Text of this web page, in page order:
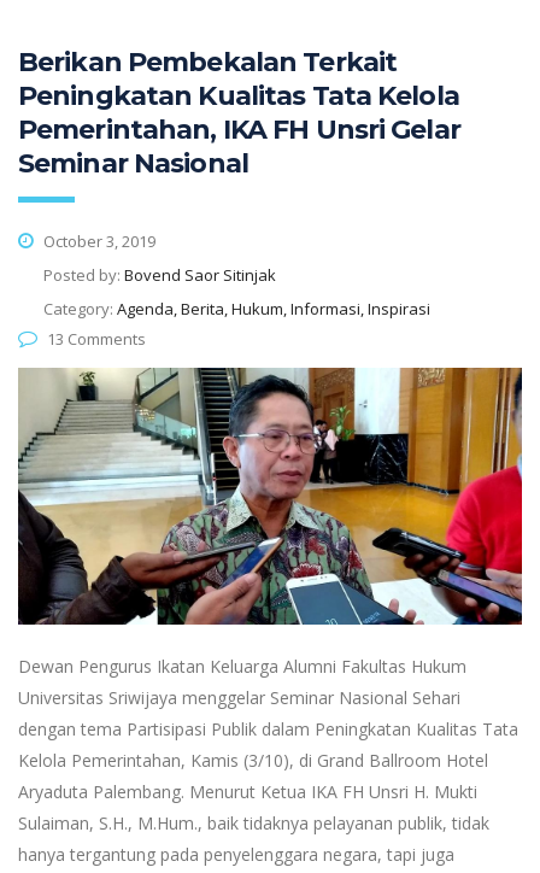
Berikan Pembekalan Terkait
Peningkatan Kualitas Tata Kelola
Pemerintahan, IKA FH Unsri Gelar
Seminar Nasional
October 3, 2019
Posted by: Bovend Saor Sitinjak
Category: Agenda, Berita, Hukum, Informasi, Inspirasi
13 Comments
Dewan Pengurus Ikatan Keluarga Alumni Fakultas Hukum
Universitas Sriwijaya menggelar Seminar Nasional Sehari
dengan tema Partisipasi Publik dalam Peningkatan Kualitas Tata
Kelola Pemerintahan, Kamis (3/10), di Grand Ballroom Hotel
Aryaduta Palembang. Menurut Ketua IKA FH Unsri H. Mukti
Sulaiman, S.H., M.Hum., baik tidaknya pelayanan publik, tidak
hanya tergantung pada penyelenggara negara, tapi juga